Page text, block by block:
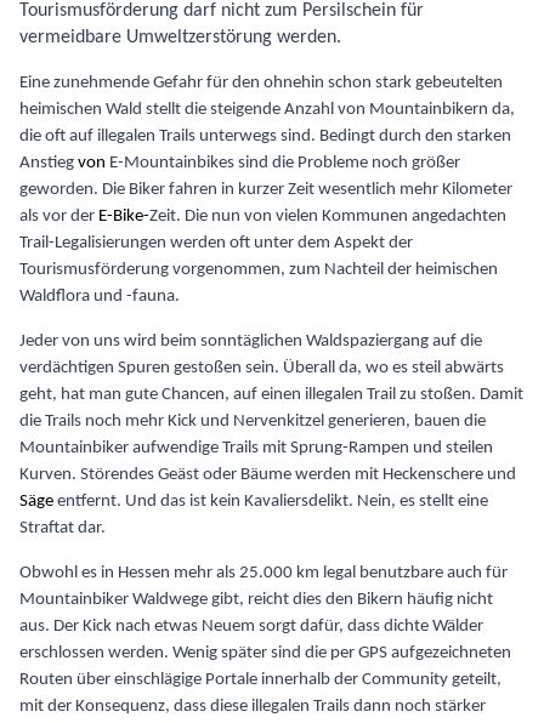
Tourismusförderung darf nicht zum Persilschein für
vermeidbare Umweltzerstörung werden.
Eine zunehmende Gefahr für den ohnehin schon stark gebeutelten
heimischen Wald stellt die steigende Anzahl von Mountainbikern da,
die oft auf illegalen Trails unterwegs sind. Bedingt durch den starken
Anstieg von E-Mountainbikes sind die Probleme noch größer
geworden. Die Biker fahren in kurzer Zeit wesentlich mehr Kilometer
als vor der E-Bike-Zeit. Die nun von vielen Kommunen angedachten
Trail-Legalisierungen werden oft unter dem Aspekt der
Tourismusförderung vorgenommen, zum Nachteil der heimischen
Waldflora und -fauna.
Jeder von uns wird beim sonntäglichen Waldspaziergang auf die
verdächtigen Spuren gestoßen sein. Überall da, wo es steil abwärts
geht, hat man gute Chancen, auf einen illegalen Trail zu stoßen. Damit
die Trails noch mehr Kick und Nervenkitzel generieren, bauen die
Mountainbiker aufwendige Trails mit Sprung-Rampen und steilen
Kurven. Störendes Geäst oder Bäume werden mit Heckenschere und
Säge entfernt. Und das ist kein Kavaliersdelikt. Nein, es stellt eine
Straftat dar.
Obwohl es in Hessen mehr als 25.000 km legal benutzbare auch für
Mountainbiker Waldwege gibt, reicht dies den Bikern häufig nicht
aus. Der Kick nach etwas Neuem sorgt dafür, dass dichte Wälder
erschlossen werden. Wenig später sind die per GPS aufgezeichneten
Routen über einschlägige Portale innerhalb der Community geteilt,
mit der Konsequenz, dass diese illegalen Trails dann noch stärker